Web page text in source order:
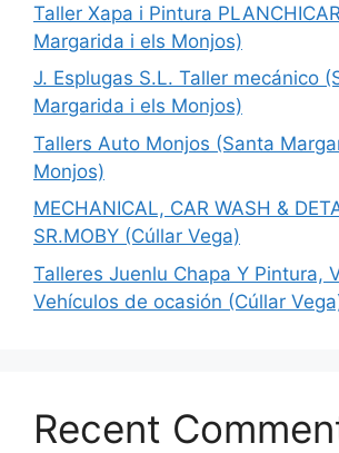
Taller Xapa i Pintura
Margarida i els Monjos)
J. Esplugas S.L. Taller mecánico
Margarida i els Monjos)
Tallers Auto Monjos (Santa
Monjos)
MECHANICAL, CAR WASH &
SR.MOBY (Cúllar Vega)
Talleres Juenlu Chapa Y Pintura,
Vehículos de ocasión (Cúllar
Recent